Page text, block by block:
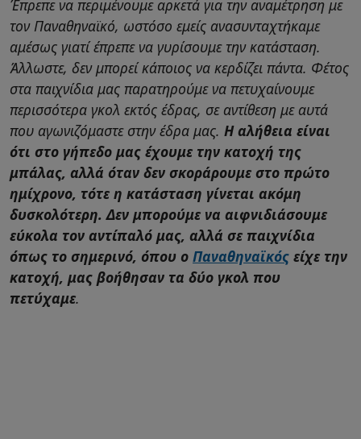
Έπρεπε να περιμένουμε αρκετά για την αναμέτρηση με
τον Παναθηναϊκό, ωστόσο εμείς ανασυνταχτήκαμε
αμέσως γιατί έπρεπε να γυρίσουμε την κατάσταση.
Άλλωστε, δεν μπορεί κάποιος να κερδίζει πάντα. Φέτος
στα παιχνίδια μας παρατηρούμε να πετυχαίνουμε
περισσότερα γκολ εκτός έδρας, σε αντίθεση με αυτά
που αγωνιζόμαστε στην έδρα μας. Η αλήθεια είναι
ότι στο γήπεδο μας έχουμε την κατοχή της
μπάλας, αλλά όταν δεν σκοράρουμε στο πρώτο
ημίχρονο, τότε η κατάσταση γίνεται ακόμη
δυσκολότερη. Δεν μπορούμε να αιφνιδιάσουμε
εύκολα τον αντίπαλό μας, αλλά σε παιχνίδια
όπως το σημερινό, όπου ο Παναθηναϊκός είχε την
κατοχή, μας βοήθησαν τα δύο γκολ που
πετύχαμε.